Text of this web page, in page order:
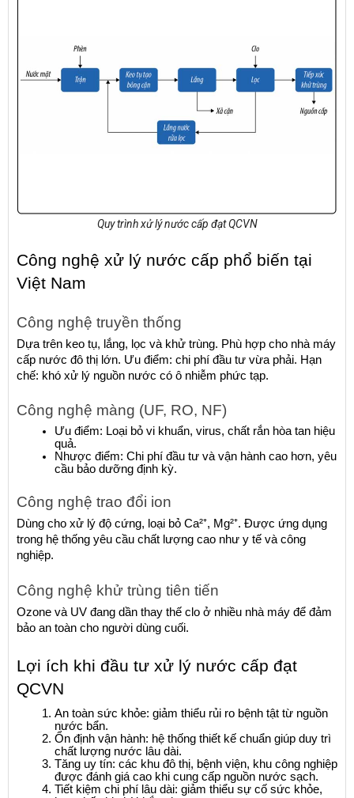
Quy trình xử lý nước cấp đạt QCVN
Công nghệ xử lý nước cấp phổ biến tại
Việt Nam
Công nghệ truyền thống
Dựa trên keo tụ, lắng, lọc và khử trùng. Phù hợp cho nhà máy
cấp nước đô thị lớn. Ưu điểm: chi phí đầu tư vừa phải. Hạn
chế: khó xử lý nguồn nước có ô nhiễm phức tạp.
Công nghệ màng (UF, RO, NF)
Ưu điểm: Loại bỏ vi khuẩn, virus, chất rắn hòa tan hiệu
quả.
Nhược điểm: Chi phí đầu tư và vận hành cao hơn, yêu
cầu bảo dưỡng định kỳ.
Công nghệ trao đổi ion
Dùng cho xử lý độ cứng, loại bỏ Ca²⁺, Mg²⁺. Được ứng dụng
trong hệ thống yêu cầu chất lượng cao như y tế và công
nghiệp.
Công nghệ khử trùng tiên tiến
Ozone và UV đang dần thay thế clo ở nhiều nhà máy để đảm
bảo an toàn cho người dùng cuối.
Lợi ích khi đầu tư xử lý nước cấp đạt
QCVN
An toàn sức khỏe: giảm thiểu rủi ro bệnh tật từ nguồn
nước bẩn.
Ổn định vận hành: hệ thống thiết kế chuẩn giúp duy trì
chất lượng nước lâu dài.
Tăng uy tín: các khu đô thị, bệnh viện, khu công nghiệp
được đánh giá cao khi cung cấp nguồn nước sạch.
Tiết kiệm chi phí lâu dài: giảm thiểu sự cố sức khỏe,